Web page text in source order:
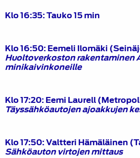
Klo 16:35: Tauko 15 min
Klo 16:50: Eemeli Ilomäki
Huoltoverkoston rakentaminen
minikaivinkoneille
Klo 17:20: Eemi Laurell
Täyssähköautojen ajoakkujen
Klo 17:50: Valtteri Hämäläinen
Sähköauton virtojen mittaus